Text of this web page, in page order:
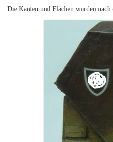
Die Kanten und Flächen wurden